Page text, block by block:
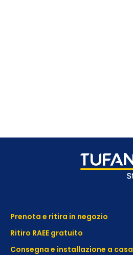
Prenota e ritira in negozio
Ritiro RAEE gratuito
Consegna e installazione a casa